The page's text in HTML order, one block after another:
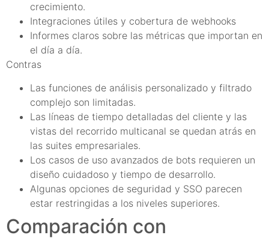
crecimiento.
Integraciones útiles y cobertura de webhooks
Informes claros sobre las métricas que importan en
el día a día.
Contras
Las funciones de análisis personalizado y filtrado
complejo son limitadas.
Las líneas de tiempo detalladas del cliente y las
vistas del recorrido multicanal se quedan atrás en
las suites empresariales.
Los casos de uso avanzados de bots requieren un
diseño cuidadoso y tiempo de desarrollo.
Algunas opciones de seguridad y SSO parecen
estar restringidas a los niveles superiores.
Comparación con